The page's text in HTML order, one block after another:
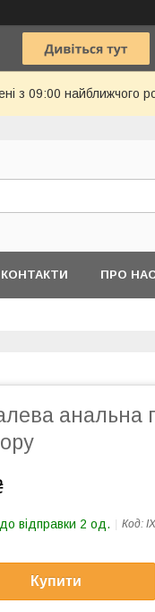
з 09:00 найближчого
КОНТАКТИ ПРО
анальна
відправки 2 од. Код:
Купити